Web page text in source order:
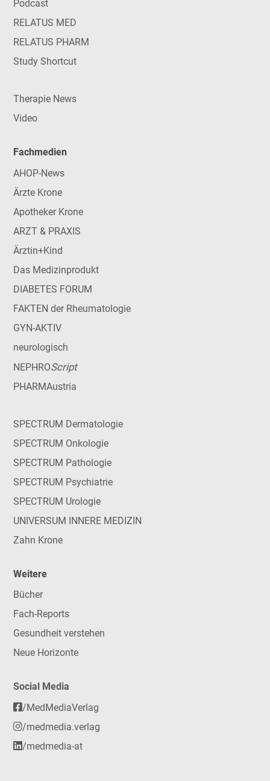
Podcast
RELATUS MED
RELATUS PHARM
Study Shortcut
Therapie News
Video
Fachmedien
AHOP-News
Ärzte Krone
Apotheker Krone
ARZT & PRAXIS
Ärztin+Kind
Das Medizinprodukt
DIABETES FORUM
FAKTEN der Rheumatologie
GYN-AKTIV
neurologisch
NEPHROScript
PHARMAustria
SPECTRUM Dermatologie
SPECTRUM Onkologie
SPECTRUM Pathologie
SPECTRUM Psychiatrie
SPECTRUM Urologie
UNIVERSUM INNERE MEDIZIN
Zahn Krone
Weitere
Bücher
Fach-Reports
Gesundheit verstehen
Neue Horizonte
Social Media
/MedMediaVerlag
/medmedia.verlag
/medmedia-at